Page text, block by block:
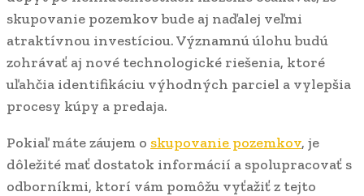
skupovanie pozemkov bude aj naďalej veľmi
atraktívnou investíciou. Významnú úlohu budú
zohrávať aj nové technologické riešenia, ktoré
uľahčia identifikáciu výhodných parciel a vylepšia
procesy kúpy a predaja.
Pokiaľ máte záujem o skupovanie pozemkov, je
dôležité mať dostatok informácií a spolupracovať s
odborníkmi, ktorí vám pomôžu vyťažiť z tejto